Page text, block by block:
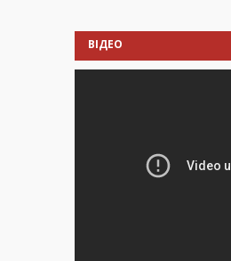
ВІДЕО